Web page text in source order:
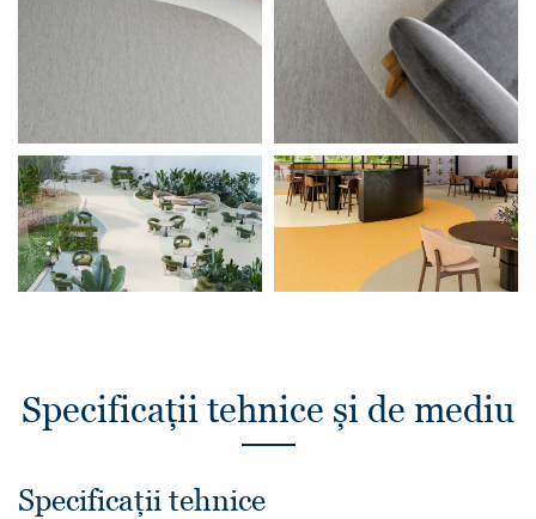
Specificații tehnice și de mediu
Specificații tehnice